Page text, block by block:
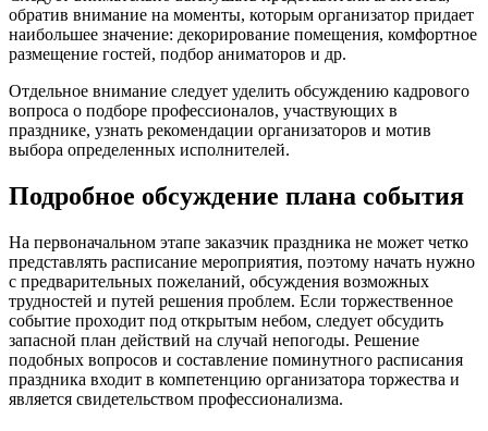
обратив внимание на моменты, которым организатор придает
наибольшее значение: декорирование помещения, комфортное
размещение гостей, подбор аниматоров и др.
Отдельное внимание следует уделить обсуждению кадрового
вопроса о подборе профессионалов, участвующих в
празднике, узнать рекомендации организаторов и мотив
выбора определенных исполнителей.
Подробное обсуждение плана события
На первоначальном этапе заказчик праздника не может четко
представлять расписание мероприятия, поэтому начать нужно
с предварительных пожеланий, обсуждения возможных
трудностей и путей решения проблем. Если торжественное
событие проходит под открытым небом, следует обсудить
запасной план действий на случай непогоды. Решение
подобных вопросов и составление поминутного расписания
праздника входит в компетенцию организатора торжества и
является свидетельством профессионализма.